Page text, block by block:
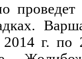
г. по